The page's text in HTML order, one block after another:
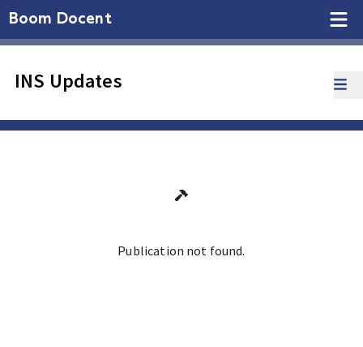
Boom Docent
INS Updates
Publication not found.